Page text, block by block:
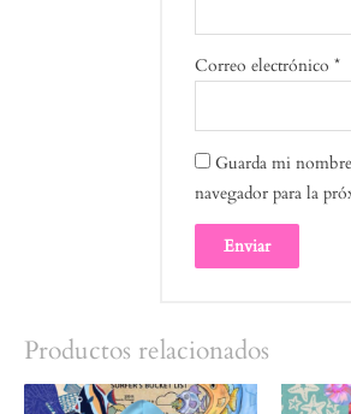
Correo electrónico*
Guarda mi
navegador para la
Productos relacionados